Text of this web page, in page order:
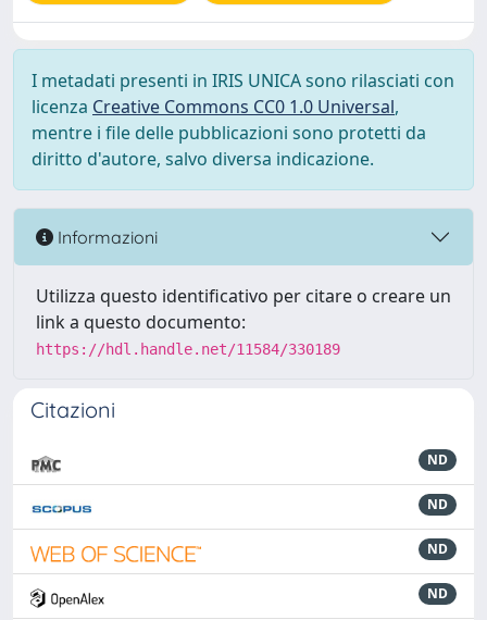
I metadati presenti in IRIS UNICA sono rilasciati con
licenza Creative Commons CC0 1.0 Universal,
mentre i file delle pubblicazioni sono protetti da
diritto d'autore, salvo diversa indicazione.
Informazioni
Utilizza questo identificativo per citare o creare un
link a questo documento:
https://hdl.handle.net/11584/330189
Citazioni
ND
ND
ND
ND